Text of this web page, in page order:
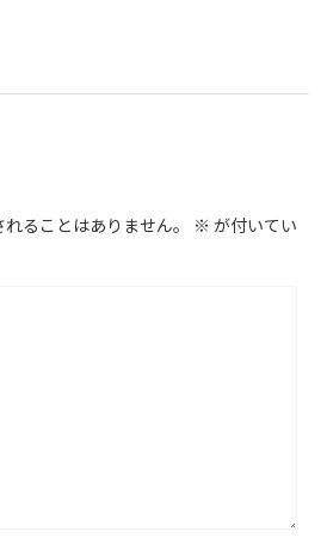
ることはありません。 ※ が付いてい